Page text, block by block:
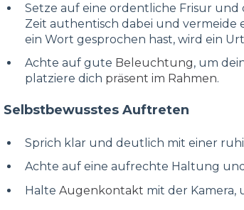
Setze auf eine ordentliche Frisur
Zeit authentisch dabei und vermeide
ein Wort gesprochen hast, wird ein
Achte auf gute Beleuchtung, um
platziere dich präsent im Rahmen.
Selbstbewusstes Auftreten
Sprich klar und deutlich mit einer
Achte auf eine aufrechte Haltung
Halte Augenkontakt mit der Kamera,